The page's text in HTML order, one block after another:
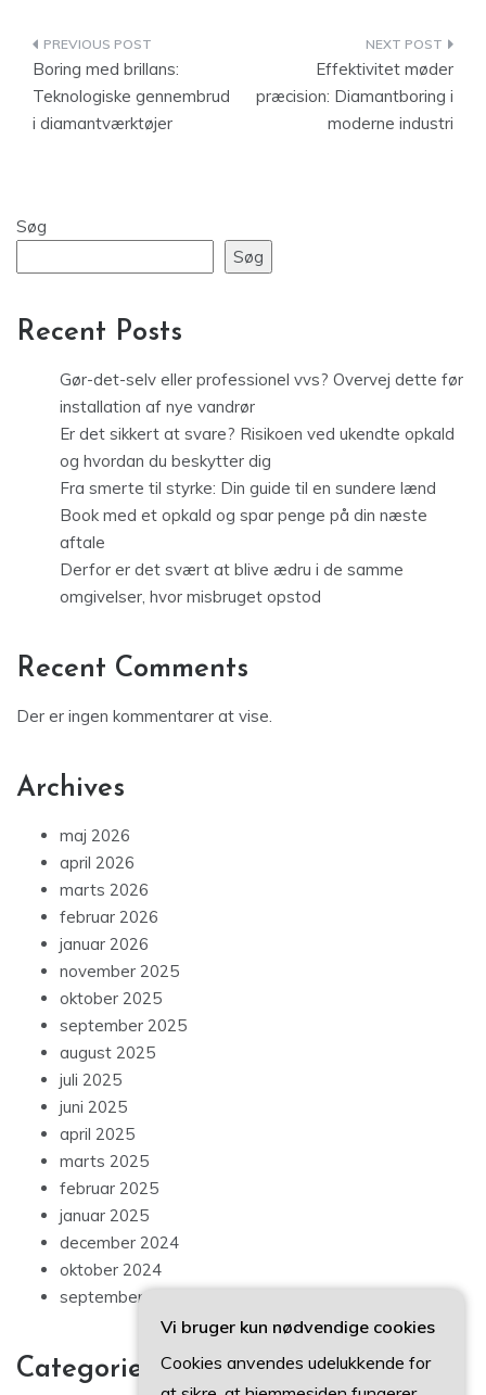
Indlægsnavigation
Boring med brillans:
Teknologiske gennembrud
i diamantværktøjer
Effektivitet møder
præcision: Diamantboring i
moderne industri
Søg
Søg
Recent Posts
Gør-det-selv eller professionel vvs? Overvej dette før
installation af nye vandrør
Er det sikkert at svare? Risikoen ved ukendte opkald
og hvordan du beskytter dig
Fra smerte til styrke: Din guide til en sundere lænd
Book med et opkald og spar penge på din næste
aftale
Derfor er det svært at blive ædru i de samme
omgivelser, hvor misbruget opstod
Recent Comments
Der er ingen kommentarer at vise.
Archives
maj 2026
april 2026
marts 2026
februar 2026
januar 2026
november 2025
oktober 2025
september 2025
august 2025
juli 2025
juni 2025
april 2025
marts 2025
februar 2025
januar 2025
december 2024
oktober 2024
september 2024
Categories
Vi bruger kun nødvendige cookies
Cookies anvendes udelukkende for